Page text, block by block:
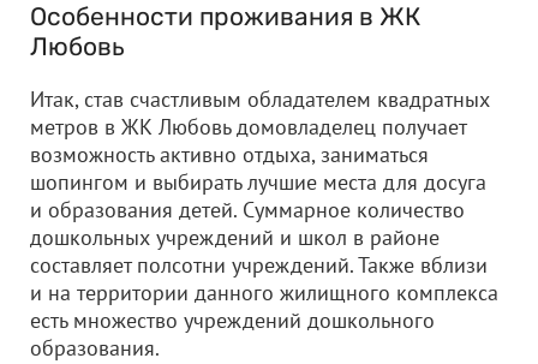
Особенности проживания в ЖК
Любовь
Итак, став счастливым обладателем квадратных
метров в ЖК Любовь домовладелец получает
возможность активно отдыха, заниматься
шопингом и выбирать лучшие места для досуга
и образования детей. Суммарное количество
дошкольных учреждений и школ в районе
составляет полсотни учреждений. Также вблизи
и на территории данного жилищного комплекса
есть множество учреждений дошкольного
образования.